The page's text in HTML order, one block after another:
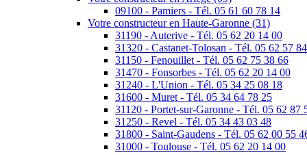
09100 - Pamiers - Tél. 05 61 60 78 14
Votre constructeur en Haute-Garonne (31)
31190 - Auterive - Tél. 05 62 20 14 00
31320 - Castanet-Tolosan - Tél. 05 62 57
31150 - Fenouillet - Tél. 05 62 75 38 66
31470 - Fonsorbes - Tél. 05 62 20 14 00
31240 - L'Union - Tél. 05 34 25 08 18
31600 - Muret - Tél. 05 34 64 78 25
31120 - Portet-sur-Garonne - Tél. 05 62 87
31250 - Revel - Tél. 05 34 43 03 48
31800 - Saint-Gaudens - Tél. 05 62 00 55
31000 - Toulouse - Tél. 05 62 20 14 00